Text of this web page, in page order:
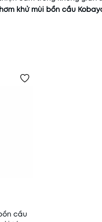
khử mùi bồn cầu
cầu